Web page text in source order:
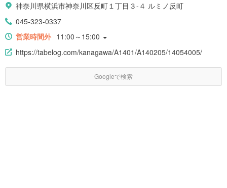
神奈川県横浜市神奈川区反町１丁目３-４ ルミノ反町
045-323-0337
営業時間外 11:00～15:00
https://tabelog.com/kanagawa/A1401/A140205/14054005/
Googleで検索